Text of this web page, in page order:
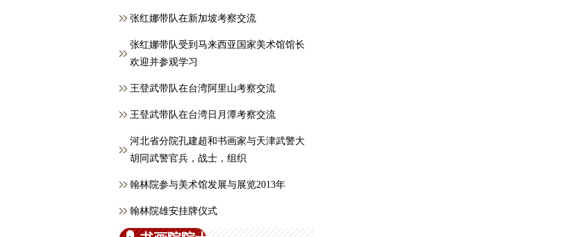
张红娜带队在新加坡考察交流
张红娜带队受到马来西亚国家美术馆馆长
欢迎并参观学习
王登武带队在台湾阿里山考察交流
王登武带队在台湾日月潭考察交流
河北省分院孔建超和书画家与天津武警大
胡同武警官兵，战士，组织
翰林院参与美术馆发展与展览2013年
翰林院雄安挂牌仪式